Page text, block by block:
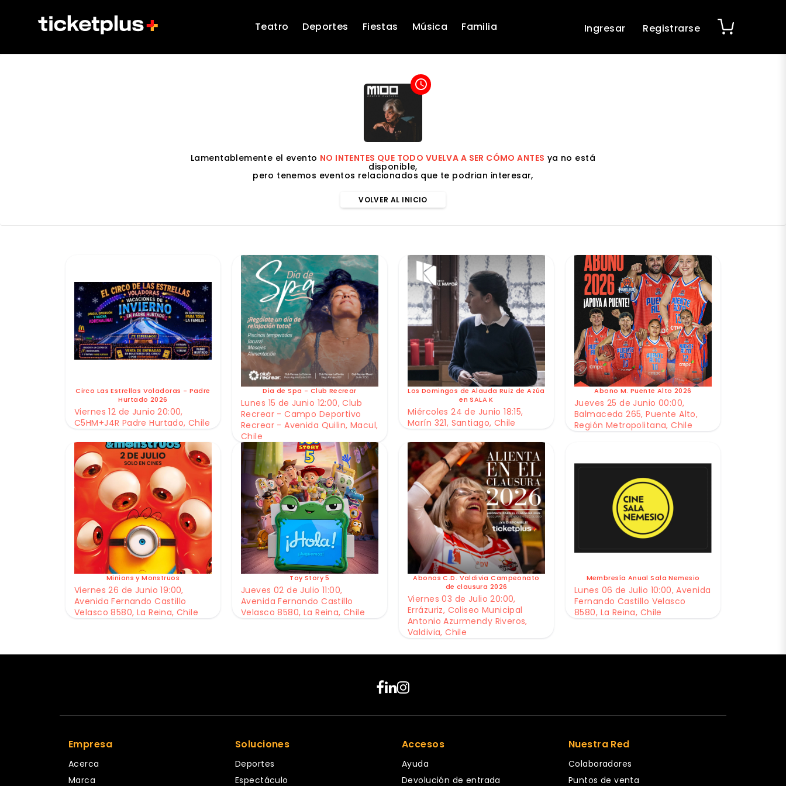
Teatro Deportes Fiestas Música Familia Ingresar Registrarse
access_time
Lamentablemente el evento NO INTENTES QUE TODO VUELVA A SER CÓMO ANTES ya no está
disponible,
pero tenemos eventos relacionados que te podrian interesar,
VOLVER AL INICIO
Circo Las Estrellas Voladoras - Padre
Hurtado 2026
Viernes 12 de Junio 20:00,
C5HM+J4R Padre Hurtado, Chile
Dia de Spa - Club Recrear
Lunes 15 de Junio 12:00, Club
Recrear - Campo Deportivo
Recrear - Avenida Quilin, Macul,
Chile
Los Domingos de Alauda Ruiz de Azúa
en SALA K
Miércoles 24 de Junio 18:15,
Marín 321, Santiago, Chile
Abono M. Puente Alto 2026
Jueves 25 de Junio 00:00,
Balmaceda 265, Puente Alto,
Región Metropolitana, Chile
Minions y Monstruos
Viernes 26 de Junio 19:00,
Avenida Fernando Castillo
Velasco 8580, La Reina, Chile
Toy Story 5
Jueves 02 de Julio 11:00,
Avenida Fernando Castillo
Velasco 8580, La Reina, Chile
Abonos C.D. Valdivia Campeonato
de clausura 2026
Viernes 03 de Julio 20:00,
Errázuriz, Coliseo Municipal
Antonio Azurmendy Riveros,
Valdivia, Chile
Membresía Anual Sala Nemesio
Lunes 06 de Julio 10:00, Avenida
Fernando Castillo Velasco
8580, La Reina, Chile
Empresa
Acerca
Marca
Soluciones
Deportes
Espectáculo
Accesos
Ayuda
Devolución de entrada
Nuestra Red
Colaboradores
Puntos de venta